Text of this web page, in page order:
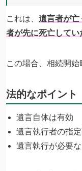
これは、 遺言者が亡
者が先に死亡してい
この場合、相続開始
法的なポイント
遺言自体は有効
遺言執行者の指
遺言執行が必要